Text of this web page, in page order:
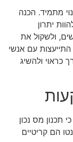
מתמיד. הכנה
יתרון
ולשקול את
עם אנשי
כראוי ולהשיג
תכנון מס נכון
הם קריטיים